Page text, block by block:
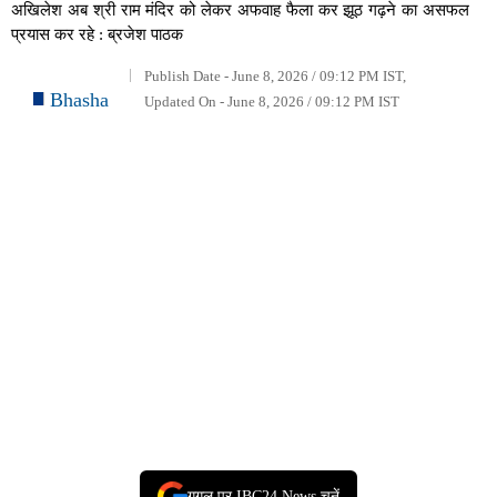
अखिलेश अब श्री राम मंदिर को लेकर अफवाह फैला कर झूठ गढ़ने का असफल
प्रयास कर रहे : ब्रजेश पाठक
Bhasha
Publish Date - June 8, 2026 / 09:12 PM IST,
Updated On - June 8, 2026 / 09:12 PM IST